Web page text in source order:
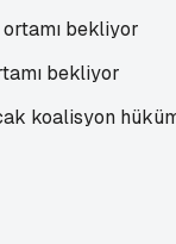
bekliyor
koalisyon